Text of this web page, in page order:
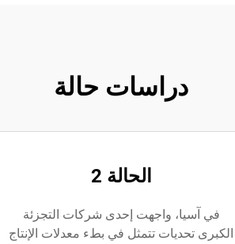
دراسات حالة
الحالة 2
في آسيا، واجهت إحدى شركات التجزئة
الكبرى تحديات تتمثل في بطء معدلات الإنتاج